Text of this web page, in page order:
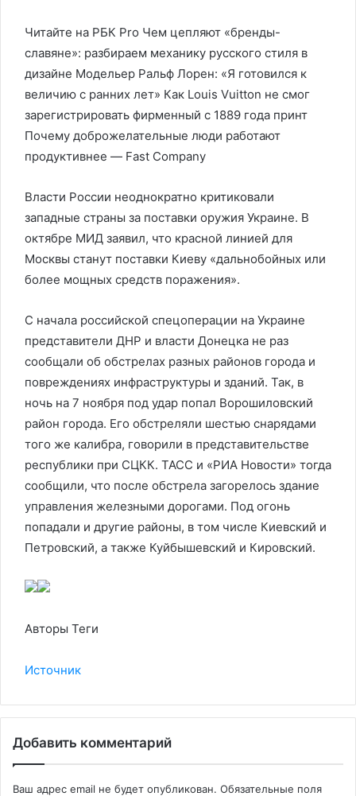
Читайте на РБК Pro Чем цепляют «бренды-
славяне»: разбираем механику русского стиля в
дизайне Модельер Ральф Лорен: «Я готовился к
величию c ранних лет» Как Louis Vuitton не смог
зарегистрировать фирменный с 1889 года принт
Почему доброжелательные люди работают
продуктивнее — Fast Company
Власти России неоднократно критиковали
западные страны за поставки оружия Украине. В
октябре МИД заявил, что красной линией для
Москвы станут поставки Киеву «дальнобойных или
более мощных средств поражения».
С начала российской спецоперации на Украине
представители ДНР и власти Донецка не раз
сообщали об обстрелах разных районов города и
повреждениях инфраструктуры и зданий. Так, в
ночь на 7 ноября под удар попал Ворошиловский
район города. Его обстреляли шестью снарядами
того же калибра, говорили в представительстве
республики при СЦКК. ТАСС и «РИА Новости» тогда
сообщили, что после обстрела загорелось здание
управления железными дорогами. Под огонь
попадали и другие районы, в том числе Киевский и
Петровский, а также Куйбышевский и Кировский.
Авторы Теги
Источник
Добавить комментарий
Ваш адрес email не будет опубликован. Обязательные поля